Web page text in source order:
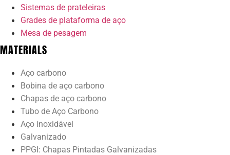
Sistemas de prateleiras
Grades de plataforma de aço
Mesa de pesagem
MATERIALS
Aço carbono
Bobina de aço carbono
Chapas de aço carbono
Tubo de Aço Carbono
Aço inoxidável
Galvanizado
PPGI: Chapas Pintadas Galvanizadas